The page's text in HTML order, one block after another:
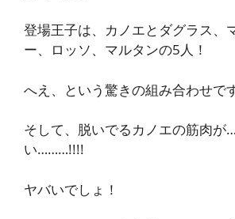
登場王子は、カノエとダグラス、
ー、ロッソ、マルタンの5人！
へえ、という驚きの組み合わせです
そして、脱いでるカノエの筋肉
い………!!!!
ヤバいでしょ！